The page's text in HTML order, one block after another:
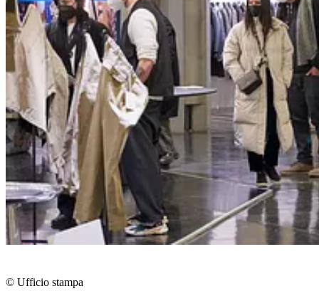
© Ufficio stampa